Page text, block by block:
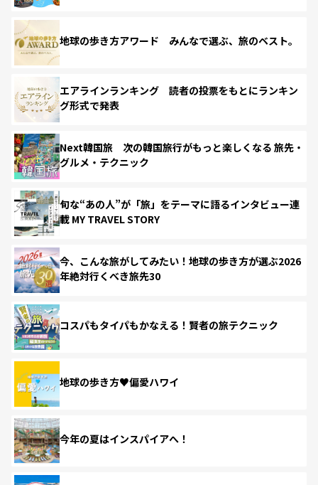
地球の歩き方アワード みんなで選ぶ、旅のベスト。
エアラインランキング 読者の投票をもとにランキン
グ形式で発表
Next韓国旅 次の韓国旅行がもっと楽しくなる 旅先・
グルメ・テクニック
旬な“あの人”が「旅」をテーマに語るインタビュー連
載 MY TRAVEL STORY
今、こんな旅がしてみたい！地球の歩き方が選ぶ2026
年絶対行くべき旅先30
コスパもタイパもかなえる！賢者の旅テクニック
地球の歩き方♥偏愛ハワイ
今年の夏はインスパイアへ！